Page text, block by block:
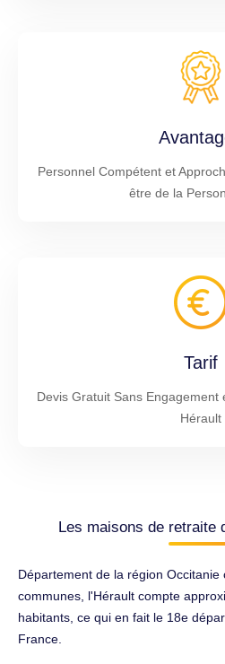
Personnel Compétent et
être de la
Tarif
Devis Gratuit Sans Engagement
Hérault
Les maisons de retraite
Département de la région Occitanie
communes, l'Hérault compte
habitants, ce qui en fait le 18e
France.